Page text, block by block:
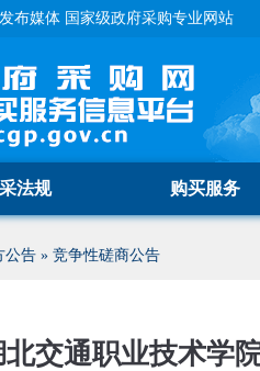
布媒体 国家级政府采购专业网站
法规 购买服务
公告 » 竞争性磋商公告
北交通职业技术学